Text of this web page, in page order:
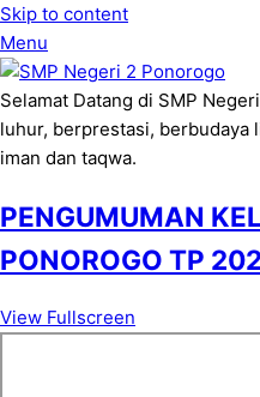
Skip to content
Menu
Selamat Datang di SMP
luhur, berprestasi, berbudaya
iman dan taqwa.
PENGUMUMAN
PONOROGO TP
View Fullscreen